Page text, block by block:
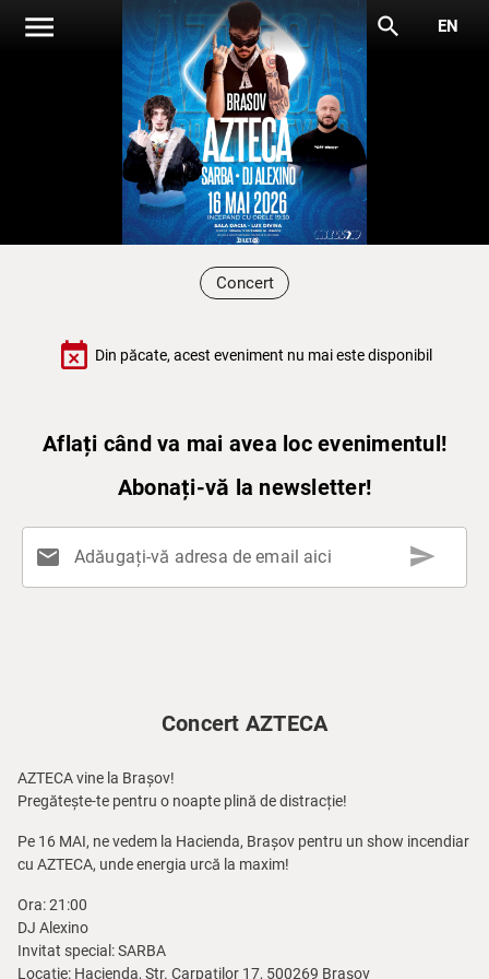
menu search EN
Concert
event_busy Din păcate, acest eveniment nu mai este disponibil
Aflați când va mai avea loc evenimentul!
Abonați-vă la newsletter!
mail Adăugați-vă adresa de email aici send
Concert AZTECA
AZTECA vine la Brașov!
Pregătește-te pentru o noapte plină de distracție!
Pe 16 MAI, ne vedem la Hacienda, Brașov pentru un show incendiar
cu AZTECA, unde energia urcă la maxim!
Ora: 21:00
DJ Alexino
Invitat special: SARBA
Locație: Hacienda, Str. Carpaților 17, 500269 Brașov